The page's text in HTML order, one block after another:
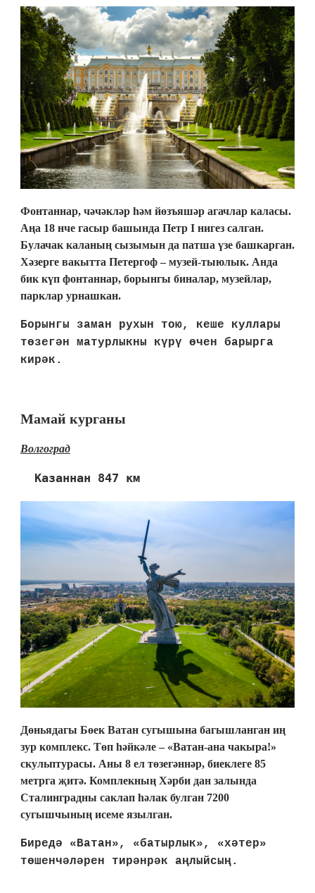
Фонтаннар, чәчәкләр һәм йөзъяшәр агачлар каласы.
Аңа 18 нче гасыр башында Петр I нигез салган.
Булачак каланың сызымын да патша үзе башкарган.
Хәзерге вакытта Петергоф – музей-тыюлык. Анда
бик күп фонтаннар, борынгы биналар, музейлар,
парклар урнашкан.
Борынгы заман рухын тою, кеше куллары
төзегән матурлыкны күрү өчен барырга
кирәк.
Мамай курганы
Волгоград
Казаннан 847 км
Дөньядагы Бөек Ватан сугышына багышланган иң
зур комплекс. Төп һәйкәле – «Ватан-ана чакыра!»
скульптурасы. Аны 8 ел төзегәннәр, биеклеге 85
метрга җитә. Комплекның Хәрби дан залында
Сталинградны саклап һәлак булган 7200
сугышчының исеме язылган.
Биредә «Ватан», «батырлык», «хәтер»
төшенчәләрен тирәнрәк аңлыйсың.